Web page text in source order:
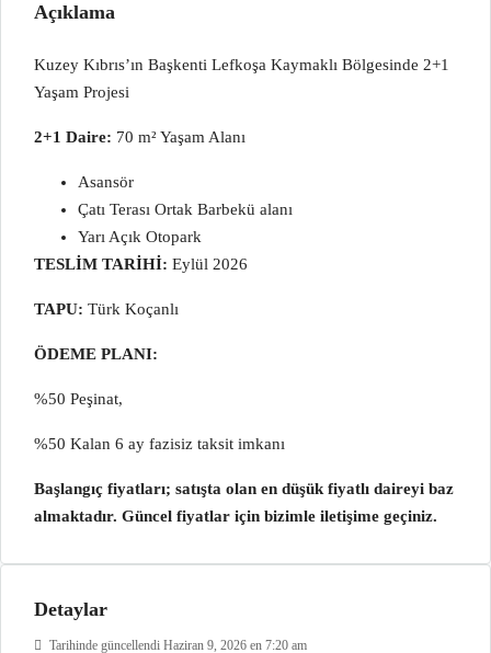
Açıklama
Kuzey Kıbrıs’ın Başkenti Lefkoşa Kaymaklı Bölgesinde 2+1
Yaşam Projesi
2+1 Daire: 70 m² Yaşam Alanı
Asansör
Çatı Terası Ortak Barbekü alanı
Yarı Açık Otopark
TESLİM TARİHİ: Eylül 2026
TAPU: Türk Koçanlı
ÖDEME PLANI:
%50 Peşinat,
%50 Kalan 6 ay fazisiz taksit imkanı
Başlangıç fiyatları; satışta olan en düşük fiyatlı daireyi baz
almaktadır. Güncel fiyatlar için bizimle iletişime geçiniz.
Detaylar
Tarihinde güncellendi Haziran 9, 2026 en 7:20 am